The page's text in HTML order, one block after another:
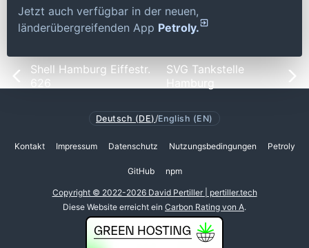
Jetzt auch verfügbar in der neuen,
länderübergreifenden App Petroly.
Shell Hamburg Eiffestr.
626
SVG Tankstelle
Hamburg
Deutsch (DE) /English (EN)
Kontakt Impressum Datenschutz Nutzungsbedingungen Petroly
GitHub npm
Copyright © 2022-2026 David Pertiller | pertiller.tech
Diese Website erreicht ein Carbon Rating von A.